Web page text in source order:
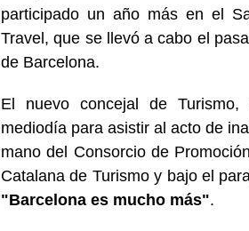
participado un año más en el
Travel, que se llevó a cabo el
de Barcelona.
El nuevo concejal de Turismo,
mediodía para asistir al acto de
mano del Consorcio de
Catalana de Turismo y bajo el
"Barcelona es mucho más".